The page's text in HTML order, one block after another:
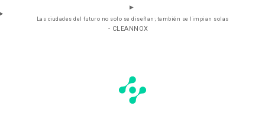
Las ciudades del futuro no solo se diseñan; también se limpian solas
- CLEANNOX